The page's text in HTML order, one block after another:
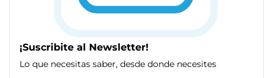
¡Suscribite al Newsletter!
Lo que necesitas saber, desde donde necesites